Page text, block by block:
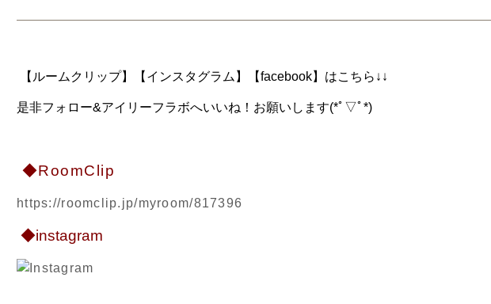
【ルームクリップ】【インスタグラム】【facebook】はこちら↓↓
是非フォロー&アイリーフラボへいいね！お願いします(*ﾟ▽ﾟ*)
◆RoomClip
https://roomclip.jp/myroom/817396
◆instagram